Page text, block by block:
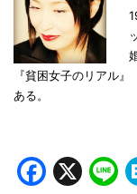
『貧困女子のリアル
ある。
X